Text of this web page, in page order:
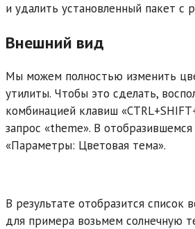
и удалить установленный пакет с
Внешний вид
Мы можем полностью изменить
утилиты. Чтобы это сделать,
комбинацией клавиш
запрос «theme». В
«Параметры: Цветовая тема».
В результате отобразится список
для примера возьмем солнечную